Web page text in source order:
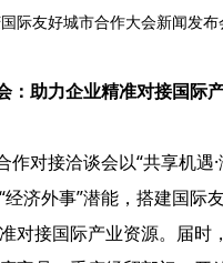
际友好城市合作大会新闻发布
：助力企业精准对接国际
作对接洽谈会以“共享机遇
济外事”潜能，搭建国际
对接国际产业资源。届时